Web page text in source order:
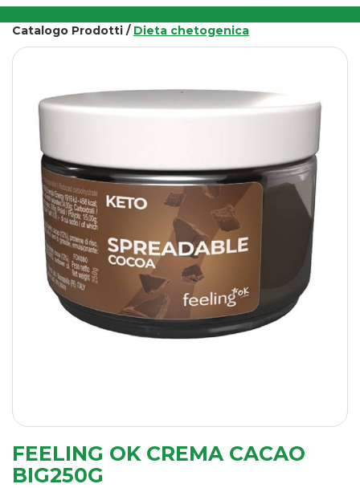
Catalogo Prodotti / Dieta chetogenica
FEELING OK CREMA CACAO
BIG250G